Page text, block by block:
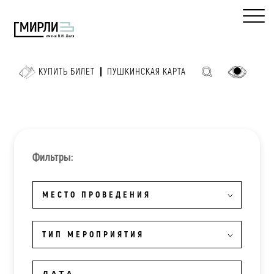
КУПИТЬ БИЛЕТ ПУШКИНСКАЯ КАРТА
Фильтры:
МЕСТО ПРОВЕДЕНИЯ
ТИП МЕРОПРИЯТИЯ